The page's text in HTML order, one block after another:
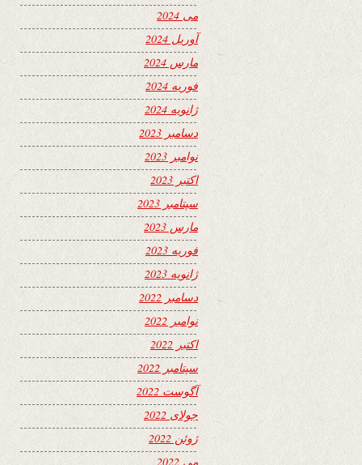
می 2024
آوریل 2024
مارس 2024
فوریه 2024
ژانویه 2024
دسامبر 2023
نوامبر 2023
اکتبر 2023
سپتامبر 2023
مارس 2023
فوریه 2023
ژانویه 2023
دسامبر 2022
نوامبر 2022
اکتبر 2022
سپتامبر 2022
آگوست 2022
جولای 2022
ژوئن 2022
می 2022